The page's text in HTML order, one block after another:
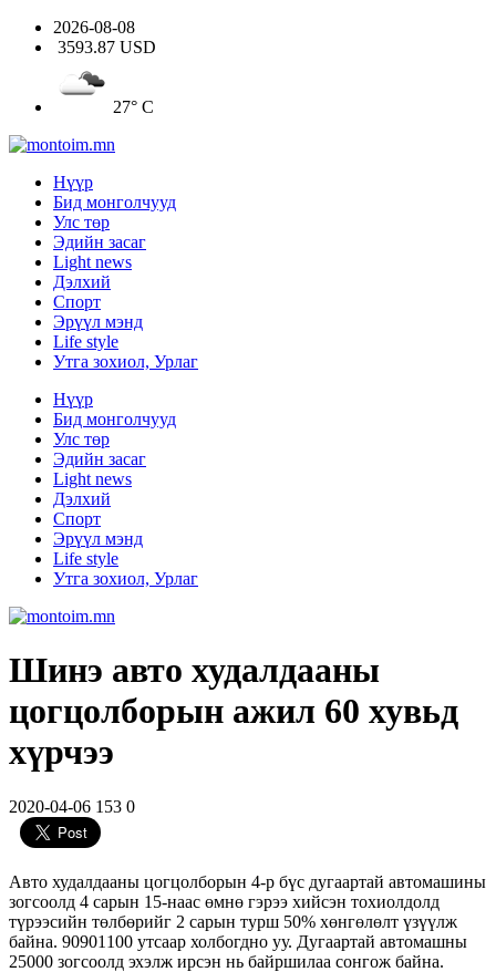
2026-08-08
3593.87 USD
27° C
Нүүр
Бид монголчууд
Улс төр
Эдийн засаг
Light news
Дэлхий
Спорт
Эрүүл мэнд
Life style
Утга зохиол, Урлаг
Нүүр
Бид монголчууд
Улс төр
Эдийн засаг
Light news
Дэлхий
Спорт
Эрүүл мэнд
Life style
Утга зохиол, Урлаг
Шинэ авто худалдааны
цогцолборын ажил 60 хувьд
хүрчээ
2020-04-06 153 0
Авто худалдааны цогцолборын 4-р бүс дугаартай автомашины
зогсоолд 4 сарын 15-наас өмнө гэрээ хийсэн тохиолдолд
түрээсийн төлбөрийг 2 сарын турш 50% хөнгөлөлт үзүүлж
байна. 90901100 утсаар холбогдно уу. Дугаартай автомашны
25000 зогсоолд эхэлж ирсэн нь байршилаа сонгож байна.